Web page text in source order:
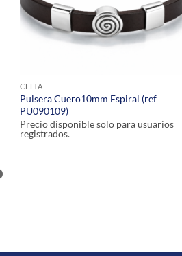
CELTA
Pulsera Cuero10mm Espiral (ref
PU090109)
Precio disponible solo para usuarios
registrados.